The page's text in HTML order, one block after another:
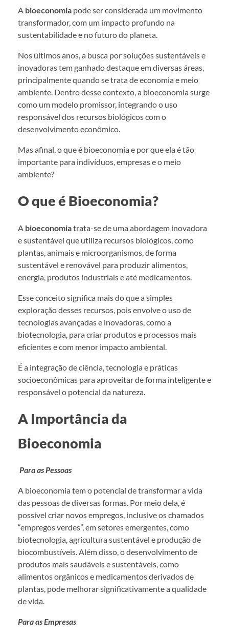
A bioeconomia pode ser considerada um movimento
transformador, com um impacto profundo na
sustentabilidade e no futuro do planeta.
Nos últimos anos, a busca por soluções sustentáveis e
inovadoras tem ganhado destaque em diversas áreas,
principalmente quando se trata de economia e meio
ambiente. Dentro desse contexto, a bioeconomia surge
como um modelo promissor, integrando o uso
responsável dos recursos biológicos com o
desenvolvimento econômico.
Mas afinal, o que é bioeconomia e por que ela é tão
importante para indivíduos, empresas e o meio
ambiente?
O que é Bioeconomia?
A bioeconomiatrata-se de uma abordagem inovadora
e sustentável que utiliza recursos biológicos, como
plantas, animais e microorganismos, de forma
sustentável e renovável para produzir alimentos,
energia, produtos industriais e até medicamentos.
Esse conceito significa mais do que a simples
exploração desses recursos, pois envolve o uso de
tecnologias avançadas e inovadoras, como a
biotecnologia, para criar produtos e processos mais
eficientes e com menor impacto ambiental.
É a integração de ciência, tecnologia e práticas
socioeconômicas para aproveitar de forma inteligente e
responsável o potencial da natureza.
A Importância da
Bioeconomia
Para as Pessoas
A bioeconomia tem o potencial de transformar a vida
das pessoas de diversas formas. Por meio dela, é
possível criar novos empregos, inclusive os chamados
“empregos verdes”, em setores emergentes, como
biotecnologia, agricultura sustentável e produção de
biocombustíveis. Além disso, o desenvolvimento de
produtos mais saudáveis e sustentáveis, como
alimentos orgânicos e medicamentos derivados de
plantas, pode melhorar significativamente a qualidade
de vida.
Para as Empresas